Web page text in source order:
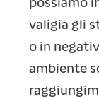
possiamo
valigia gli
o in
ambiente